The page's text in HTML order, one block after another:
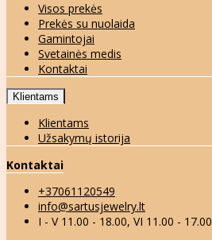
Visos prekės
Prekės su nuolaida
Gamintojai
Svetainės medis
Kontaktai
Klientams
Klientams
Užsakymų istorija
Kontaktai
+37061120549
info@sartusjewelry.lt
I - V 11.00 - 18.00, VI 11.00 - 17.00